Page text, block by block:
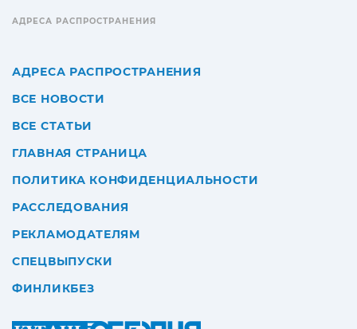
АДРЕСА РАСПРОСТРАНЕНИЯ
АДРЕСА РАСПРОСТРАНЕНИЯ
ВСЕ НОВОСТИ
ВСЕ СТАТЬИ
ГЛАВНАЯ СТРАНИЦА
ПОЛИТИКА КОНФИДЕНЦИАЛЬНОСТИ
РАССЛЕДОВАНИЯ
РЕКЛАМОДАТЕЛЯМ
СПЕЦВЫПУСКИ
ФИНЛИКБЕЗ